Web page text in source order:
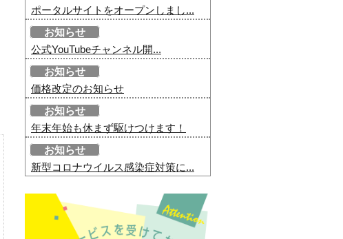
ポータルサイトをオープンしまし...
お知らせ
公式YouTubeチャンネル開...
お知らせ
価格改定のお知らせ
お知らせ
年末年始も休まず駆けつけます！
お知らせ
新型コロナウイルス感染症対策に...